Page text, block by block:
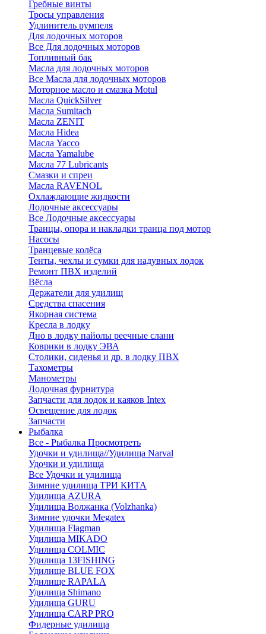
Гребные винты
Тросы управления
Удлинитель румпеля
Для лодочных моторов
Все Для лодочных моторов
Топливный бак
Масла для лодочных моторов
Все Масла для лодочных моторов
Моторное масло и смазка Motul
Масла QuickSilver
Масла Sumitach
Масла ZENIT
Масла Hidea
Масла Yacco
Масла Yamalube
Масла 77 Lubricants
Смазки и спреи
Масла RAVENOL
Охлаждающие жидкости
Лодочные аксессуары
Все Лодочные аксессуары
Транцы, опора и накладки транца под мотор
Насосы
Транцевые колёса
Тенты, чехлы и сумки для надувных лодок
Ремонт ПВХ изделий
Вёсла
Держатели для удилищ
Средства спасения
Якорная система
Кресла в лодку
Дно в лодку пайолы реечные слани
Коврики в лодку ЭВА
Столики, сиденья и др. в лодку ПВХ
Тахометры
Манометры
Лодочная фурнитура
Запчасти для лодок и каяков Intex
Освещение для лодок
Запчасти
Рыбалка
Все - Рыбалка Просмотреть
Удочки и удилища//Удилища Narval
Удочки и удилища
Все Удочки и удилища
Зимние удилища ТРИ КИТА
Удилища AZURA
Удилища Волжанка (Volzhanka)
Зимние удочки Megatex
Удилища Flagman
Удилища MIKADO
Удилища COLMIC
Удилища 13FISHING
Удилище BLUE FOX
Удилище RAPALA
Удилища Shimano
Удилища GURU
Удилища CARP PRO
Фидерные удилища